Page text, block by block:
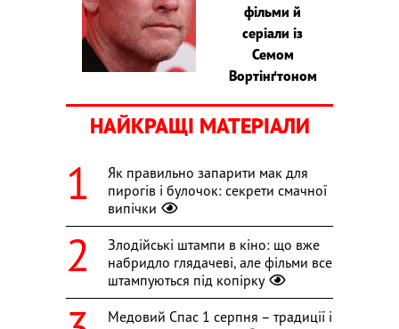
фільми й
серіали із
Семом
Вортінґтоном
НАЙКРАЩІ МАТЕРІАЛИ
Як правильно запарити мак для
пирогів і булочок: секрети смачної
випічки
Злодійські штампи в кіно: що вже
набридло глядачеві, але фільми все
штампуються під копірку
Медовий Спас 1 серпня – традиції і